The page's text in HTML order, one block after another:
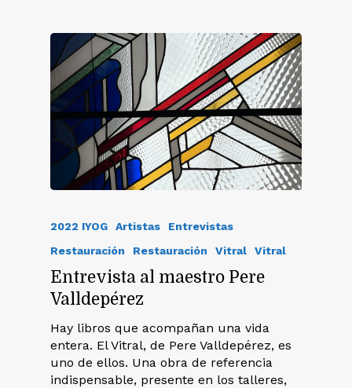
2022 IYOG Artistas
Entrevistas
Restauración
Restauración Vitral Vitral
Entrevista al maestro Pere
Valldepérez
Hay libros que acompañan una vida
entera. El Vitral, de Pere Valldepérez, es
uno de ellos. Una obra de referencia
indispensable, presente en los talleres,